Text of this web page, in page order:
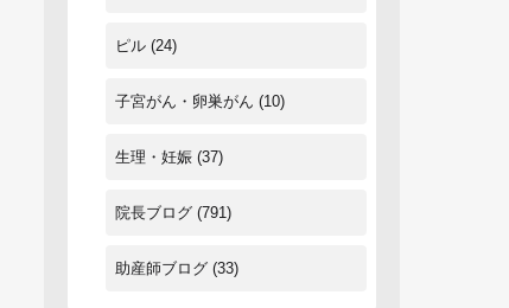
ピル (24)
子宮がん・卵巣がん (10)
生理・妊娠 (37)
院長ブログ (791)
助産師ブログ (33)